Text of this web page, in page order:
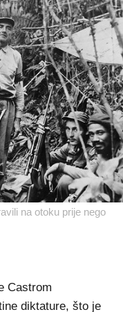
na otoku prije nego
Castrom
diktature, što je